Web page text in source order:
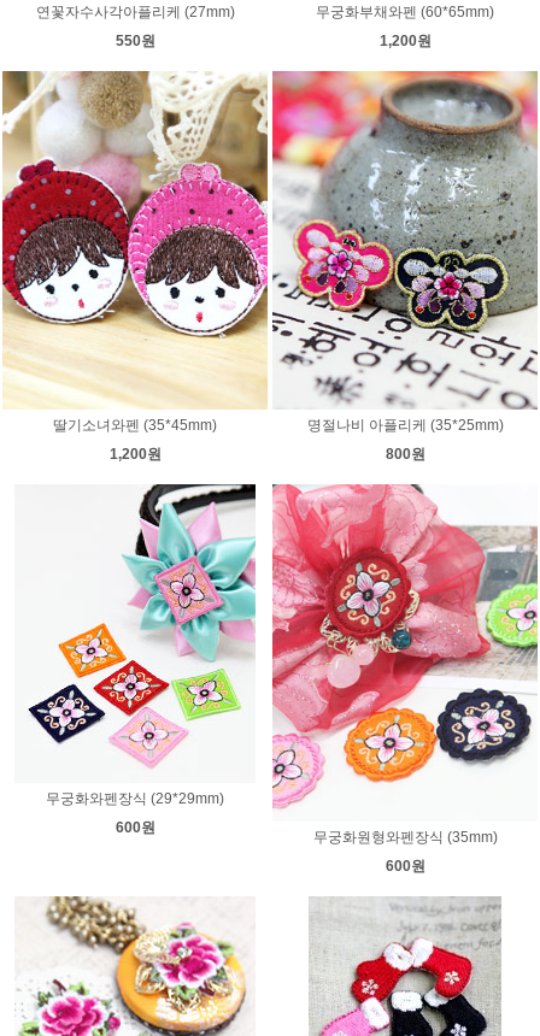
연꽃자수사각아플리케 (27mm)
550원
무궁화부채와펜 (60*65mm)
1,200원
딸기소녀와펜 (35*45mm)
1,200원
명절나비 아플리케 (35*25mm)
800원
무궁화와펜장식 (29*29mm)
600원
무궁화원형와펜장식 (35mm)
600원